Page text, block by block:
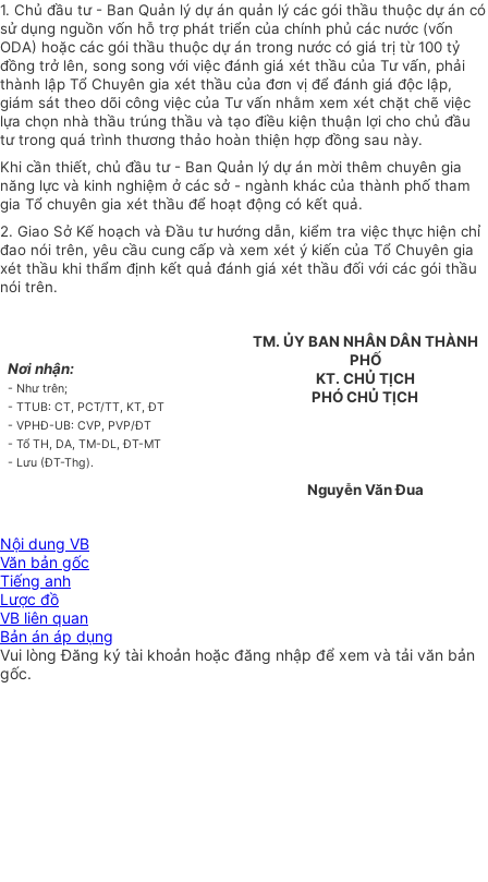
1. Chủ đầu tư - Ban Quản lý dự án quản lý các gói thầu thuộc dự án có
sử dụng nguồn vốn hỗ trợ phát triển của chính phủ các nước (vốn
ODA) hoặc các gói thầu thuộc dự án trong nước có giá trị từ 100 tỷ
đồng trở lên, song song với việc đánh giá xét thầu của Tư vấn, phải
thành lập Tổ Chuyên gia xét thầu của đơn vị để đánh giá độc lập,
giám sát theo dõi công việc của Tư vấn nhằm xem xét chặt chẽ việc
lựa chọn nhà thầu trúng thầu và tạo điều kiện thuận lợi cho chủ đầu
tư trong quá trình thương thảo hoàn thiện hợp đồng sau này.
Khi cần thiết, chủ đầu tư - Ban Quản lý dự án mời thêm chuyên gia
năng lực và kinh nghiệm ở các sở - ngành khác của thành phố tham
gia Tổ chuyên gia xét thầu để hoạt động có kết quả.
2. Giao Sở Kế hoạch và Đầu tư hướng dẫn, kiểm tra việc thực hiện chỉ
đao nói trên, yêu cầu cung cấp và xem xét ý kiến của Tổ Chuyên gia
xét thầu khi thẩm định kết quả đánh giá xét thầu đối với các gói thầu
nói trên.
Nơi nhận:
- Như trên;
- TTUB: CT, PCT/TT, KT, ĐT
- VPHĐ-UB: CVP, PVP/ĐT
- Tổ TH, DA, TM-DL, ĐT-MT
- Lưu (ĐT-Thg).
TM. ỦY BAN NHÂN DÂN THÀNH
PHỐ
KT. CHỦ TỊCH
PHÓ CHỦ TỊCH
Nguyễn Văn Đua
Nội dung VB
Văn bản gốc
Tiếng anh
Lược đồ
VB liên quan
Bản án áp dụng
Vui lòngĐăng ký tài khoản hoặc đăng nhập để xem và tải văn bản
gốc.